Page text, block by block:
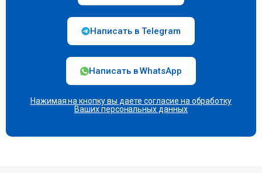
Написать в Telegram
Написать в WhatsApp
Нажимая на кнопку вы даете согласие на обработку
Ваших персональных данных